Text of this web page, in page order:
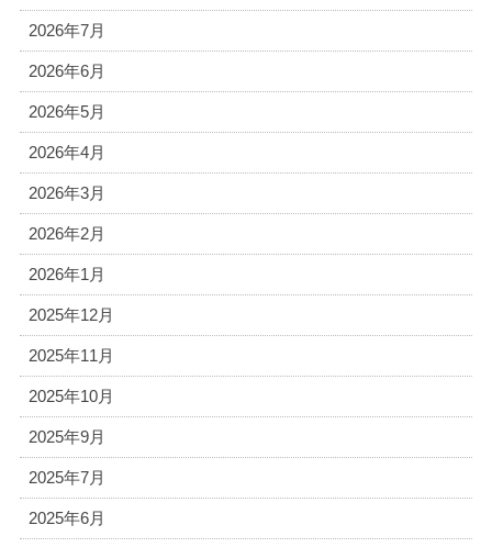
2026年7月
2026年6月
2026年5月
2026年4月
2026年3月
2026年2月
2026年1月
2025年12月
2025年11月
2025年10月
2025年9月
2025年7月
2025年6月